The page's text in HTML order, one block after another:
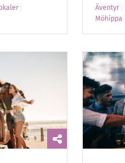
Äventyr
Möhippa